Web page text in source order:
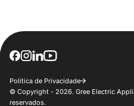
© Copyright - 2026. Gree Electric
reservados.
Política de Privacidade